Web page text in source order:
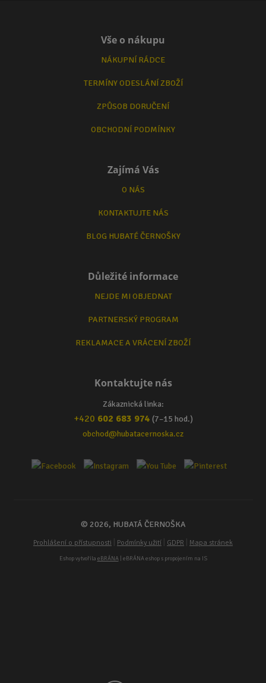
Vše o nákupu
NÁKUPNÍ RÁDCE
TERMÍNY ODESLÁNÍ ZBOŽÍ
ZPŮSOB DORUČENÍ
OBCHODNÍ PODMÍNKY
Zajímá Vás
O NÁS
KONTAKTUJTE NÁS
BLOG HUBATÉ ČERNOŠKY
Důležité informace
NEJDE MI OBJEDNAT
PARTNERSKÝ PROGRAM
REKLAMACE A VRÁCENÍ ZBOŽÍ
Kontaktujte nás
Zákaznická linka:
+420 602 683 974 (7–15 hod.)
obchod@hubatacernoska.cz
© 2026, HUBATÁ ČERNOŠKA
Prohlášení o přístupnosti Podmínky užití GDPR Mapa stránek
Eshop vytvořila eBRÁNA| eBRÁNA eshop s propojením na IS